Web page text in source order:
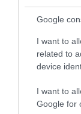
Google
I want to
related to
device
I want to
Google for
figyelme
láthatatlan, de
Figyelem! A
network nézeteit
publikációjával